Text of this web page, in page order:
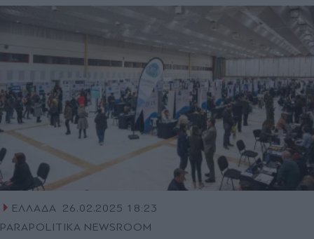
ΕΛΛΑΔΑ 26.02.2025 18:23
PARAPOLITIKA NEWSROOM